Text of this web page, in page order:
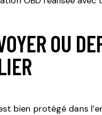
OU
bien protégé dans